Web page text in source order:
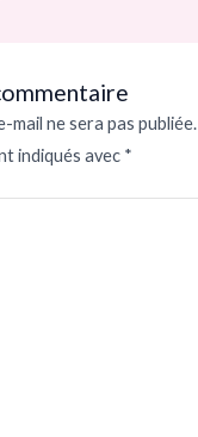
mail ne sera pas publiée.
indiqués avec *